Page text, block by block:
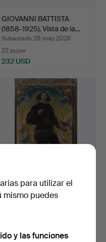
GIOVANNI BATTISTA
(1858-1925). Vista de la…
Subastado 28 may 2026
22 pujas
232 USD
RICARD CANALS (1876-
1931). Diego Velázquez…
1.110 USD
para utilizar el
mismo puedes
y las funciones